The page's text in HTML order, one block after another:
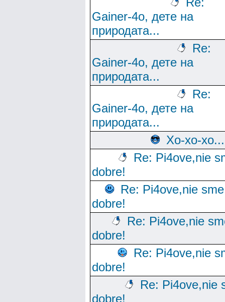
Gainer-4o, дете на
природата...
Re:
Gainer-4o, дете на
природата...
Re:
Gainer-4o, дете на
природата...
Хо-хо-хо...
Re: Pi4ove,nie
dobre!
Re: Pi4ove,nie sme
dobre!
Re: Pi4ove,nie
dobre!
Re: Pi4ove,nie
dobre!
Re: Pi4ove,nie
dobre!